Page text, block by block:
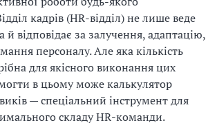
кадрів (HR-відділ) не лише веде
відповідає за залучення, адаптацію,
персоналу. Але яка кількість
для якісного виконання цих
в цьому може калькулятор
— спеціальний інструмент для
складу HR-команди.